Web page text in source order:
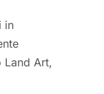
in
Land Art,